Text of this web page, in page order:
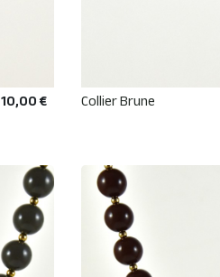
10,00 € Collier Brune